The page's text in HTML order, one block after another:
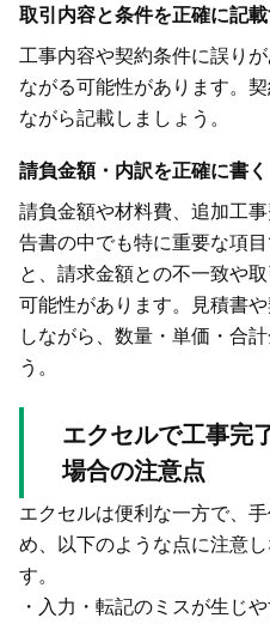
取引内容と条件を正確に記
工事内容や契約条件に誤り
ながる可能性があります。
ながら記載しましょう。
請負金額・内訳を正確に書く
請負金額や材料費、追加工
告書の中でも特に重要な項
と、請求金額との不一致や
可能性があります。見積書
しながら、数量・単価・合
う。
エクセルで工事完
場合の注意点
エクセルは便利な一方で、
め、以下のような点に注意
す。
・入力・転記のミスが生じ